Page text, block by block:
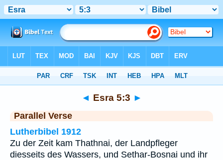
◄ Esra 5:3 ►
Parallel Verse
Lutherbibel 1912
Zu der Zeit kam Thathnai, der Landpfleger
diesseits des Wassers, und Sethar-Bosnai und ihr